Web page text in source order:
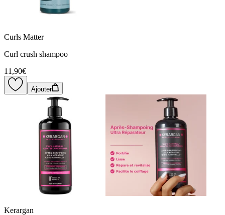
Curls Matter
Curl crush shampoo
11,90€
Ajouter
Kerargan